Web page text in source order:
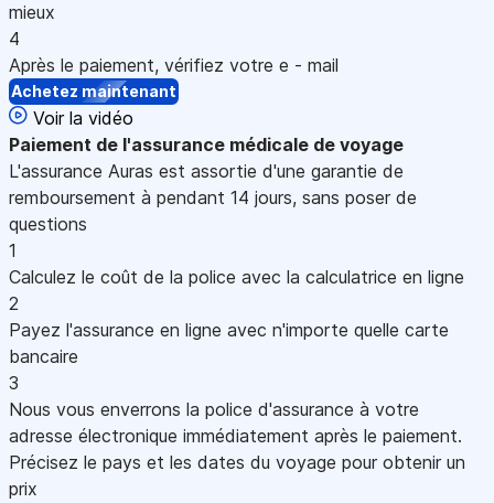
mieux
4
Après le paiement, vérifiez votre e - mail
Achetez maintenant
Voir la vidéo
Paiement de l'assurance médicale de voyage
L'assurance Auras est assortie d'une garantie de
remboursement à pendant 14 jours, sans poser de
questions
1
Calculez le coût de la police avec la calculatrice en ligne
2
Payez l'assurance en ligne avec n'importe quelle carte
bancaire
3
Nous vous enverrons la police d'assurance à votre
adresse électronique immédiatement après le paiement.
Précisez le pays et les dates du voyage pour obtenir un
prix